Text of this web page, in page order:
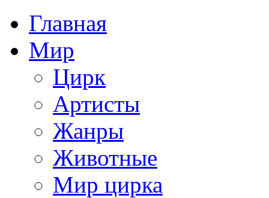
Главная
Мир
Цирк
Артисты
Жанры
Животные
Мир цирка